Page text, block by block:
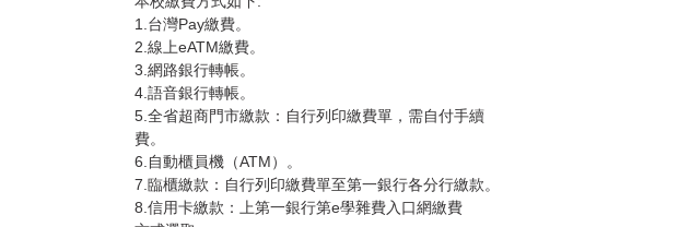
1.台灣Pay繳費。
2.線上eATM繳費。
3.網路銀行轉帳。
4.語音銀行轉帳。
5.全省超商門市繳款：自行列印繳費單，需自付手續
費。
6.自動櫃員機（ATM）。
7.臨櫃繳款：自行列印繳費單至第一銀行各分行繳款。
8.信用卡繳款：上第一銀行第e學雜費入口網繳費